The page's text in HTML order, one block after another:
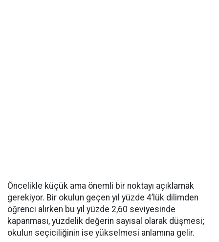
Öncelikle küçük ama önemli bir noktayı açıklamak
gerekiyor. Bir okulun geçen yıl yüzde 4’lük dilimden
öğrenci alırken bu yıl yüzde 2,60 seviyesinde
kapanması, yüzdelik değerin sayısal olarak düşmesi;
okulun seçiciliğinin ise yükselmesi anlamına gelir.